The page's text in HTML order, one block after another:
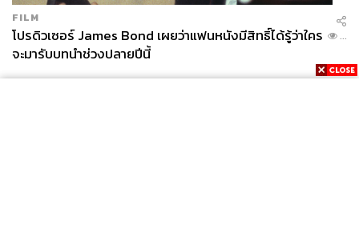
FILM
โปรดิวเซอร์ James Bond เผยว่าแฟนหนังมีสิทธิ์ได้รู้ว่าใคร
จะมารับบทนำช่วงปลายปีนี้
...